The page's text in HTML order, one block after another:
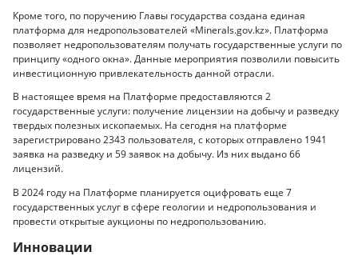
Кроме того, по поручению Главы государства создана единая
платформа для недропользователей «Minerals.gov.kz». Платформа
позволяет недропользователям получать государственные услуги по
принципу «одного окна». Данные мероприятия позволили повысить
инвестиционную привлекательность данной отрасли.
В настоящее время на Платформе предоставляются 2
государственные услуги: получение лицензии на добычу и разведку
твердых полезных ископаемых. На сегодня на платформе
зарегистрировано 2343 пользователя, с которых отправлено 1941
заявка на разведку и 59 заявок на добычу. Из них выдано 66
лицензий.
В 2024 году на Платформе планируется оцифровать еще 7
государственных услуг в сфере геологии и недропользования и
провести открытые аукционы по недропользованию.
Инновации